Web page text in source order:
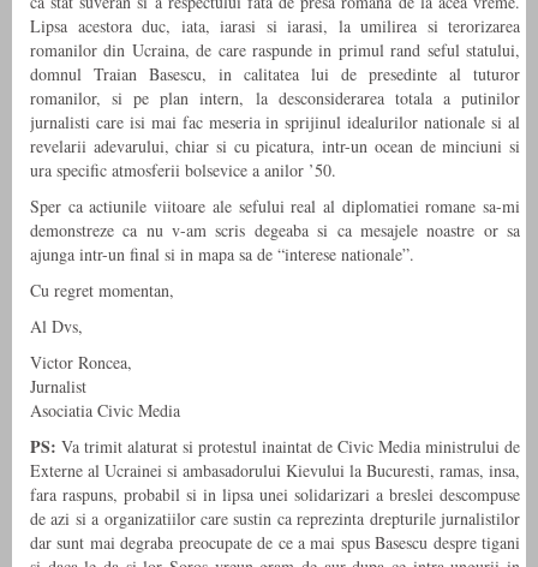
Lipsa acestora duc, iata, iarasi si iarasi, la umilirea si terorizarea
romanilor din Ucraina, de care raspunde in primul rand seful statului,
domnul Traian Basescu, in calitatea lui de presedinte al tuturor
romanilor, si pe plan intern, la desconsiderarea totala a putinilor
jurnalisti care isi mai fac meseria in sprijinul idealurilor nationale si al
revelarii adevarului, chiar si cu picatura, intr-un ocean de minciuni si
ura specific atmosferii bolsevice a anilor ’50.
Sper ca actiunile viitoare ale sefului real al diplomatiei romane sa-mi
demonstreze ca nu v-am scris degeaba si ca mesajele noastre or sa
ajunga intr-un final si in mapa sa de “interese nationale”.
Cu regret momentan,
Al Dvs,
Victor Roncea,
Jurnalist
Asociatia Civic Media
PS: Va trimit alaturat si protestul inaintat de Civic Media ministrului de
Externe al Ucrainei si ambasadorului Kievului la Bucuresti, ramas, insa,
fara raspuns, probabil si in lipsa unei solidarizari a breslei descompuse
de azi si a organizatiilor care sustin ca reprezinta drepturile jurnalistilor
dar sunt mai degraba preocupate de ce a mai spus Basescu despre tigani